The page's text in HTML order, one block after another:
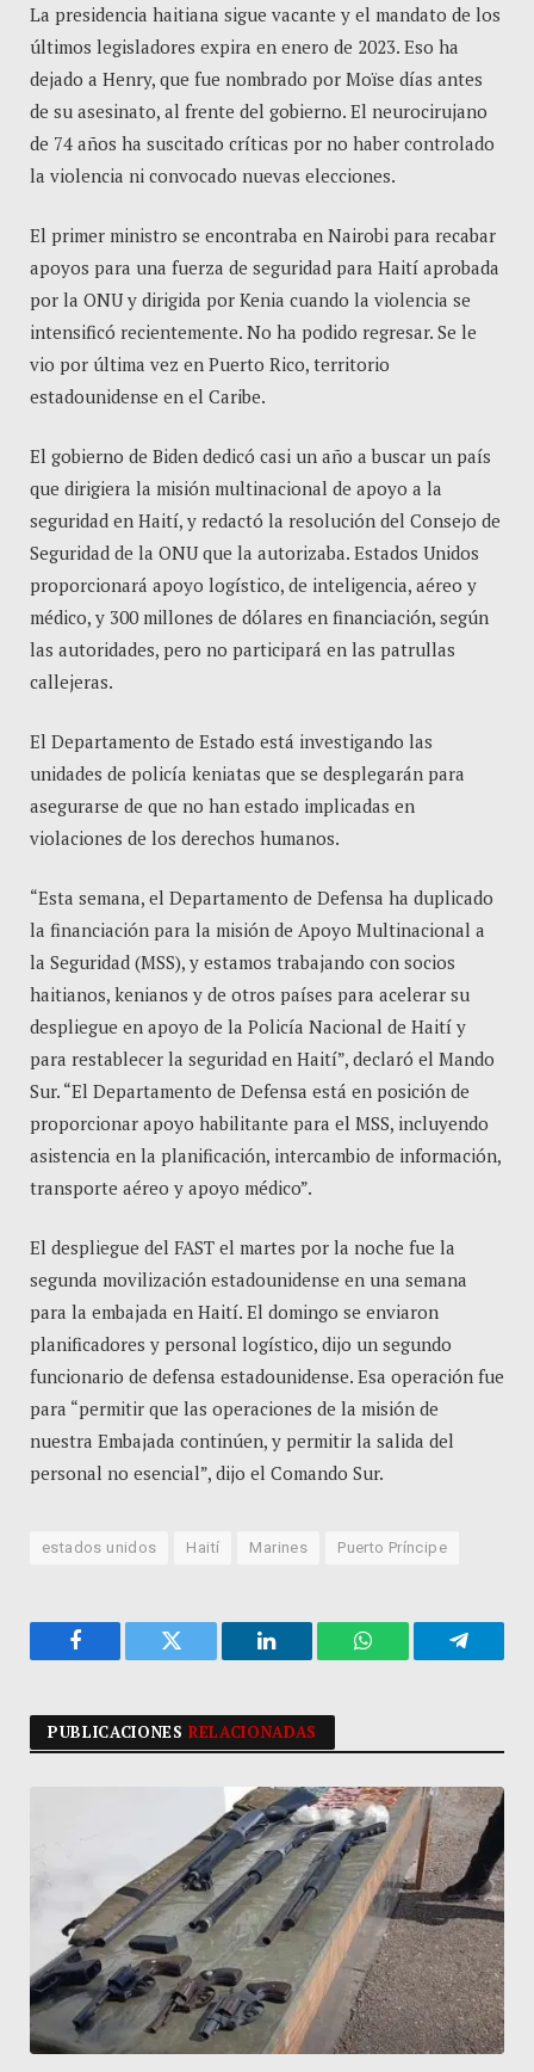
La presidencia haitiana sigue vacante y el mandato de los
últimos legisladores expira en enero de 2023. Eso ha
dejado a Henry, que fue nombrado por Moïse días antes
de su asesinato, al frente del gobierno. El neurocirujano
de 74 años ha suscitado críticas por no haber controlado
la violencia ni convocado nuevas elecciones.
El primer ministro se encontraba en Nairobi para recabar
apoyos para una fuerza de seguridad para Haití aprobada
por la ONU y dirigida por Kenia cuando la violencia se
intensificó recientemente. No ha podido regresar. Se le
vio por última vez en Puerto Rico, territorio
estadounidense en el Caribe.
El gobierno de Biden dedicó casi un año a buscar un país
que dirigiera la misión multinacional de apoyo a la
seguridad en Haití, y redactó la resolución del Consejo de
Seguridad de la ONU que la autorizaba. Estados Unidos
proporcionará apoyo logístico, de inteligencia, aéreo y
médico, y 300 millones de dólares en financiación, según
las autoridades, pero no participará en las patrullas
callejeras.
El Departamento de Estado está investigando las
unidades de policía keniatas que se desplegarán para
asegurarse de que no han estado implicadas en
violaciones de los derechos humanos.
“Esta semana, el Departamento de Defensa ha duplicado
la financiación para la misión de Apoyo Multinacional a
la Seguridad (MSS), y estamos trabajando con socios
haitianos, kenianos y de otros países para acelerar su
despliegue en apoyo de la Policía Nacional de Haití y
para restablecer la seguridad en Haití”, declaró el Mando
Sur. “El Departamento de Defensa está en posición de
proporcionar apoyo habilitante para el MSS, incluyendo
asistencia en la planificación, intercambio de información,
transporte aéreo y apoyo médico”.
El despliegue del FAST el martes por la noche fue la
segunda movilización estadounidense en una semana
para la embajada en Haití. El domingo se enviaron
planificadores y personal logístico, dijo un segundo
funcionario de defensa estadounidense. Esa operación fue
para “permitir que las operaciones de la misión de
nuestra Embajada continúen, y permitir la salida del
personal no esencial”, dijo el Comando Sur.
estados unidos Haití Marines Puerto Príncipe
Facebook Twitter LinkedIn WhatsApp
PUBLICACIONESRELACIONADAS